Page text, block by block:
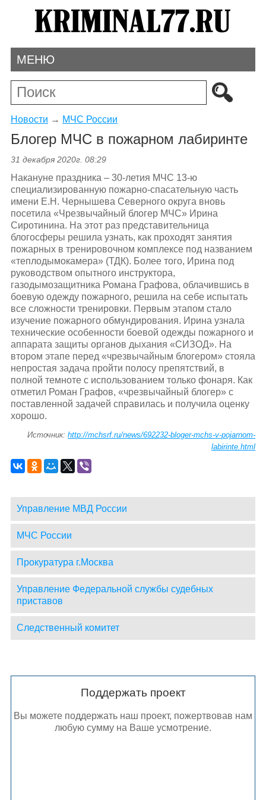
МЕНЮ
Новости → МЧС России
Блогер МЧС в пожарном лабиринте
31 декабря 2020г. 08:29
Накануне праздника – 30-летия МЧС 13-ю
специализированную пожарно-спасательную часть
имени Е.Н. Чернышева Северного округа вновь
посетила «Чрезвычайный блогер МЧС» Ирина
Сиротинина. На этот раз представительница
блогосферы решила узнать, как проходят занятия
пожарных в тренировочном комплексе под названием
«теплодымокамера» (ТДК). Более того, Ирина под
руководством опытного инструктора,
газодымозащитника Романа Графова, облачившись в
боевую одежду пожарного, решила на себе испытать
все сложности тренировки. Первым этапом стало
изучение пожарного обмундирования. Ирина узнала
технические особенности боевой одежды пожарного и
аппарата защиты органов дыхания «СИЗОД». На
втором этапе перед «чрезвычайным блогером» стояла
непростая задача пройти полосу препятствий, в
полной темноте с использованием только фонаря. Как
отметил Роман Графов, «чрезвычайный блогер» с
поставленной задачей справилась и получила оценку
хорошо.
Источник:http://mchsrf.ru/news/692232-bloger-mchs-v-pojarnom-
labirinte.html
Управление МВД России
МЧС России
Прокуратура г.Москва
Управление Федеральной службы судебных
приставов
Следственный комитет
Поддержать проект
Вы можете поддержать наш проект, пожертвовав нам
любую сумму на Ваше усмотрение.